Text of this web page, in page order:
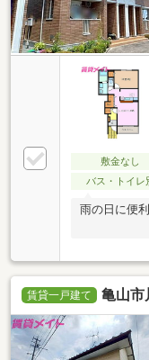
敷金なし
バス・トイレ
雨の日に便
賃貸一戸建て 亀山市